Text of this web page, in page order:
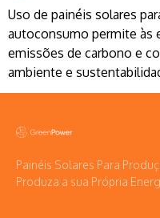
Uso de painéis solares
autoconsumo permite às
emissões de carbono e
ambiente e
Painéis Solares Para
Produza a sua Própria